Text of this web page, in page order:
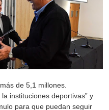
de 5,1 millones.
instituciones deportivas” y
para que puedan seguir